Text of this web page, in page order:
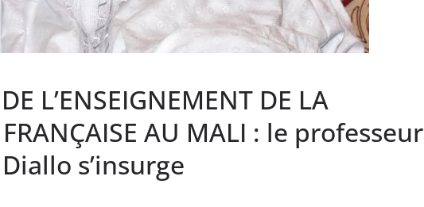
L’ENSEIGNEMENT DE LA
AU MALI : le professeur
s’insurge